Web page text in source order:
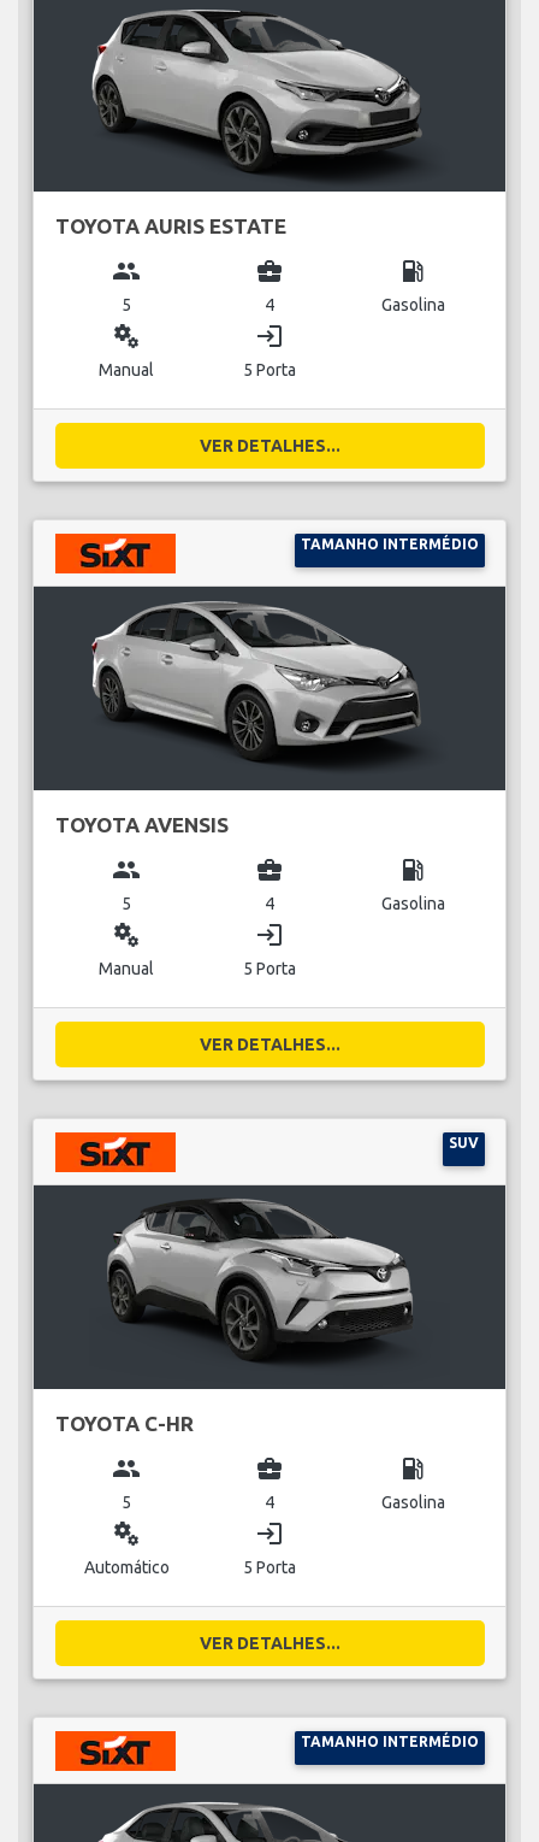
TOYOTA AURIS ESTATE
group
5
business_center
4
local_gas_station
Gasolina
miscellaneous_services
Manual
login
5 Porta
VER DETALHES...
TAMANHO INTERMÉDIO
TOYOTA AVENSIS
group
5
business_center
4
local_gas_station
Gasolina
miscellaneous_services
Manual
login
5 Porta
VER DETALHES...
SUV
TOYOTA C-HR
group
5
business_center
4
local_gas_station
Gasolina
miscellaneous_services
Automático
login
5 Porta
VER DETALHES...
TAMANHO INTERMÉDIO